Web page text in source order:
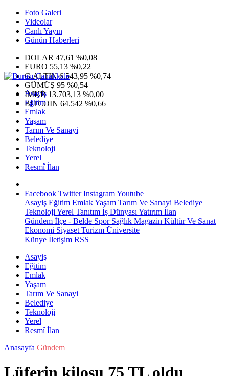
Foto Galeri
Videolar
Canlı Yayın
Günün Haberleri
DOLAR 47,61 %0,08
EURO 55,13 %0,22
G.ALTIN6.543,95 %0,74
GÜMÜŞ 95 %0,54
IMKB 13.703,13 %0,00
BITCOIN 64.542 %0,66
Asayiş
Eğitim
Emlak
Yaşam
Tarım Ve Sanayi
Belediye
Teknoloji
Yerel
Resmî İlan
Facebook Twitter InstagramYoutube
Asayiş Eğitim EmlakYaşam Tarım Ve Sanayi Belediye
Teknoloji Yerel Tanıtım İş Dünyası Yatırım İlan
Gündem İlçe - Belde SporSağlık Magazin Kültür Ve Sanat
Ekonomi Siyaset Turizm Üniversite
Künye İletişim RSS
Asayiş
Eğitim
Emlak
Yaşam
Tarım Ve Sanayi
Belediye
Teknoloji
Yerel
Resmî İlan
Anasayfa Gündem